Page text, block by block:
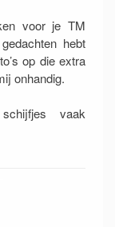
voor je TM
hebt
op die extra
onhandig.
vaak